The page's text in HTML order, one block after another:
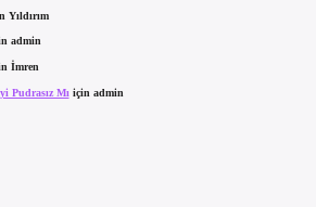
Yıldırım
admin
İmren
Pudrasız Mı için admin